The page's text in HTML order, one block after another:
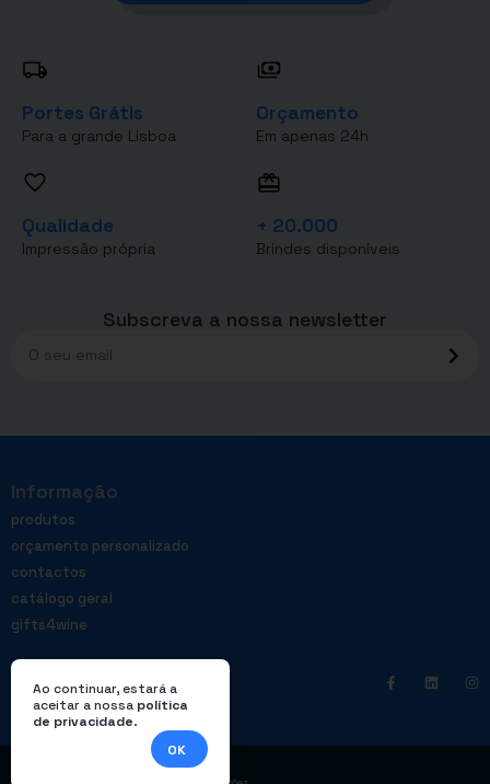
Portes Grátis
Para a grande Lisboa
Orçamento
Em apenas 24h
Qualidade
Impressão própria
+ 20.000
Brindes disponíveis
Subscreva a nossa newsletter
Informação
produtos
orçamento personalizado
contactos
catálogo geral
gifts4wine
Ao continuar, estará a
aceitar a nossa política
de privacidade.
OK